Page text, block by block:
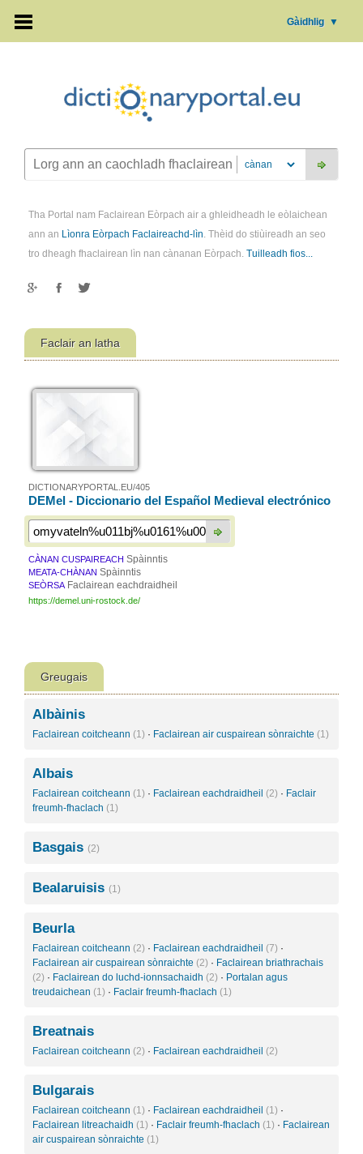
Gàidhlig ▼
Tha Portal nam Faclairean Eòrpach air a ghleidheadh le eòlaichean
ann an Lìonra Eòrpach Faclaireachd-lìn. Thèid do stiùireadh an seo
tro dheagh fhaclairean lìn nan cànanan Eòrpach. Tuilleadh fios...
Faclair an latha
DICTIONARYPORTAL.EU/405
DEMel - Diccionario del Español Medieval electrónico
CÀNAN CUSPAIREACH Spàinntis
MEATA-CHÀNAN Spàinntis
SEÒRSA Faclairean eachdraidheil
https://demel.uni-rostock.de/
Greugais
Albàinis
Faclairean coitcheann (1) · Faclairean air cuspairean sònraichte (1)
Albais
Faclairean coitcheann (1) · Faclairean eachdraidheil (2) · Faclair
freumh-fhaclach (1)
Basgais (2)
Bealaruisis (1)
Beurla
Faclairean coitcheann (2) · Faclairean eachdraidheil (7) ·
Faclairean air cuspairean sònraichte (2) · Faclairean briathrachais
(2) · Faclairean do luchd-ionnsachaidh (2) · Portalan agus
treudaichean (1) · Faclair freumh-fhaclach (1)
Breatnais
Faclairean coitcheann (2) · Faclairean eachdraidheil (2)
Bulgarais
Faclairean coitcheann (1) · Faclairean eachdraidheil (1) ·
Faclairean litreachaidh (1) · Faclair freumh-fhaclach (1) · Faclairean
air cuspairean sònraichte (1)